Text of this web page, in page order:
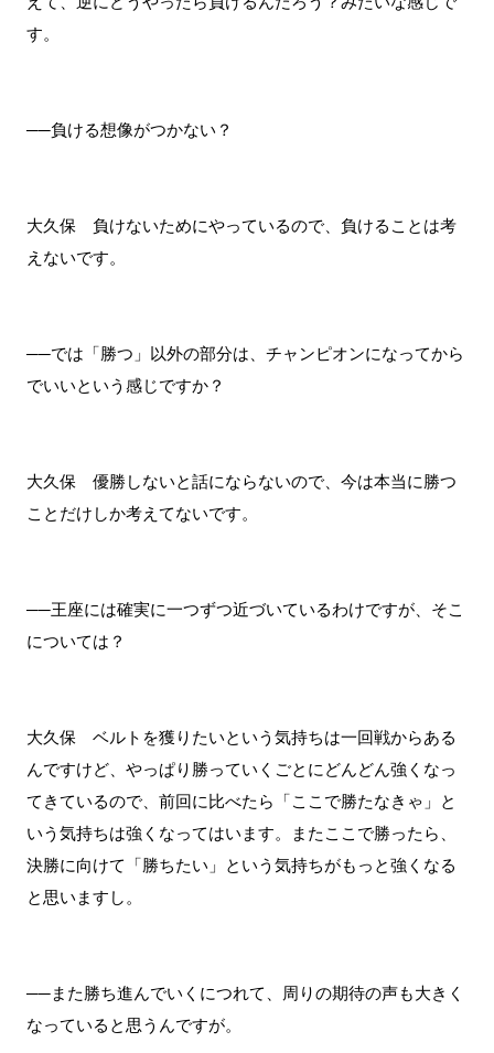
す。
──負ける想像がつかない？
大久保 負けないためにやっているので、負けることは考
えないです。
──では「勝つ」以外の部分は、チャンピオンになってから
でいいという感じですか？
大久保 優勝しないと話にならないので、今は本当に勝つ
ことだけしか考えてないです。
──王座には確実に一つずつ近づいているわけですが、そこ
については？
大久保 ベルトを獲りたいという気持ちは一回戦からある
んですけど、やっぱり勝っていくごとにどんどん強くなっ
てきているので、前回に比べたら「ここで勝たなきゃ」と
いう気持ちは強くなってはいます。またここで勝ったら、
決勝に向けて「勝ちたい」という気持ちがもっと強くなる
と思いますし。
──また勝ち進んでいくにつれて、周りの期待の声も大きく
なっていると思うんですが。